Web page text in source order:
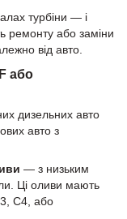
турбіни — і
ремонту або заміни
від авто.
або
дизельних авто
авто з
— з низьким
Ці оливи мають
C4, або